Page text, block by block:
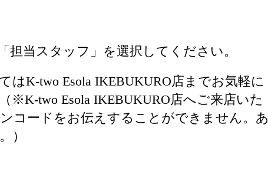
担当スタッフ」を選択してください。
はK-two Esola IKEBUKURO店までお気軽に
※K-two Esola IKEBUKURO店へご来店いた
コードをお伝えすることができません。あ
）